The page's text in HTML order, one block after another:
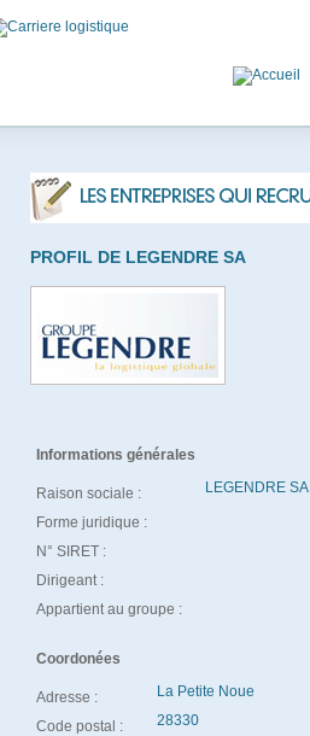
PROFIL DE LEGENDRE SA
Informations générales
Raison sociale : LEGENDRE SA
Forme juridique :
N° SIRET :
Dirigeant :
Appartient au groupe :
Coordonées
Adresse : La Petite Noue
Code postal : 28330